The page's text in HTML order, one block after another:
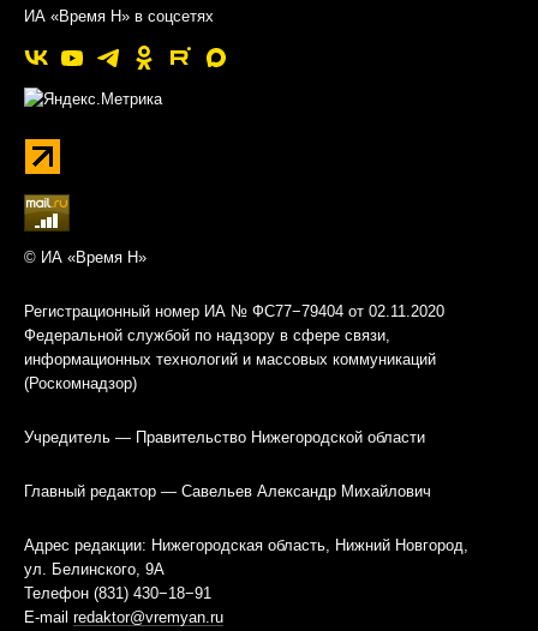
ИА «Время Н» в соцсетях
© ИА «Время Н»
Регистрационный номер ИА № ФС77−79404 от 02.11.2020
Федеральной службой по надзору в сфере связи,
информационных технологий и массовых коммуникаций
(Роскомнадзор)
Учредитель — Правительство Нижегородской области
Главный редактор — Савельев Александр Михайлович
Адрес редакции: Нижегородская область, Нижний Новгород,
ул. Белинского, 9А
Телефон (831) 430−18−91
E-mail redaktor@vremyan.ru